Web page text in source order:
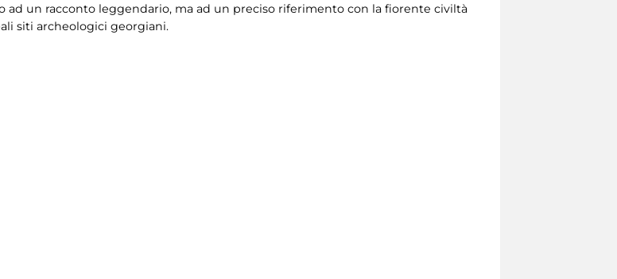
un racconto leggendario, ma ad un preciso riferimento con la fiorente civiltà
siti archeologici georgiani.